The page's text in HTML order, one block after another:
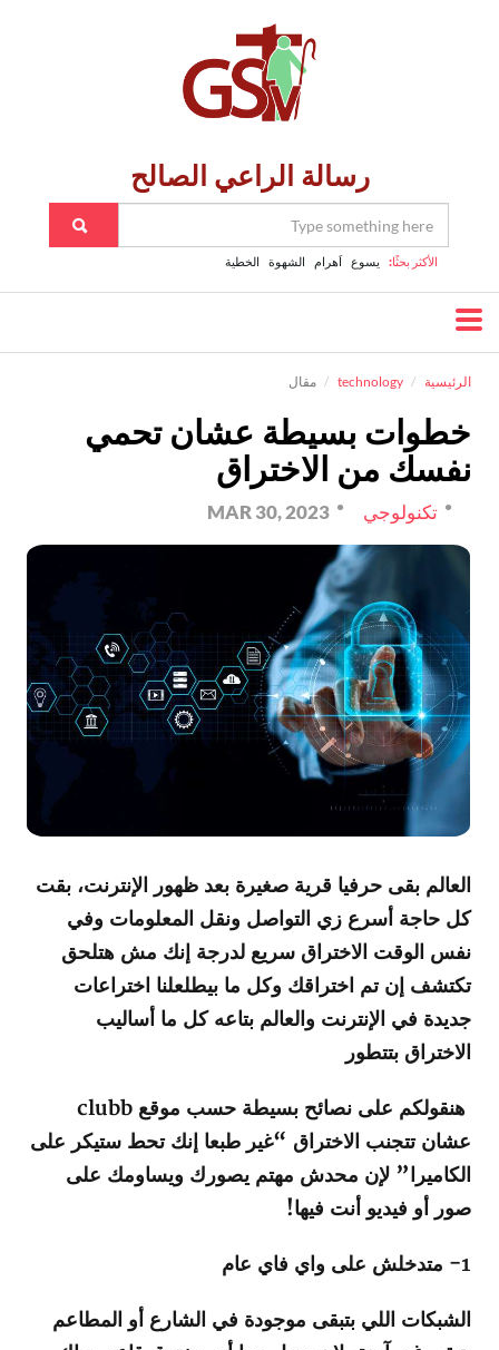
رسالة الراعي الصالح
الأكثر بحثًا: يسوع اَهرام الشهوة الخطية
الرئيسية technology مقال
خطوات بسيطة عشان تحمي
نفسك من الاختراق
تكنولوجي MAR 30, 2023
العالم بقى حرفيا قرية صغيرة بعد ظهور الإنترنت، بقت
كل حاجة أسرع زي التواصل ونقل المعلومات وفي
نفس الوقت الاختراق سريع لدرجة إنك مش هتلحق
تكتشف إن تم اختراقك وكل ما بيطلعلنا اختراعات
جديدة في الإنترنت والعالم بتاعه كل ما أساليب
الاختراق بتتطور
هنقولكم على نصائح بسيطة حسب موقع clubb
عشان تتجنب الاختراق “غير طبعا إنك تحط ستيكر على
الكاميرا” لإن محدش مهتم يصورك ويساومك على
صور أو فيديو أنت فيها!
1- متدخلش على واي فاي عام
الشبكات اللي بتبقى موجودة في الشارع أو المطاعم